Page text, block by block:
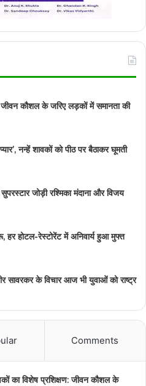
जीवन कौशल के जरिए लड़कों में समानता की
नन्हें शावकों को पीठ पर बैठाकर घूमती
जोड़ी रश्मिका मंदाना और विजय
हर होटल-रेस्टोरेंट में अनिवार्य हुआ मुफ्त
सावरकर के विचार आज भी युवाओं को राष्ट्र
Comments
का विशेष प्रशिक्षण: जीवन कौशल के